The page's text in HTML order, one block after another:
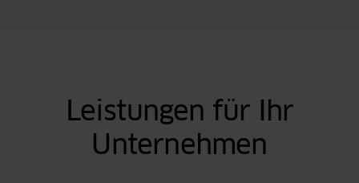
Leistungen für Ihr
Unternehmen